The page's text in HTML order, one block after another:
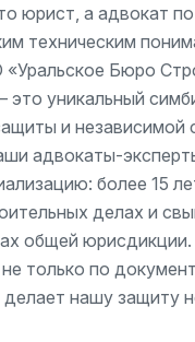
юрист, а адвокат
техническим
Бюро
это уникальный
и независимой
адвокаты-
более 15
делах и
общей
только по
делает нашу защиту